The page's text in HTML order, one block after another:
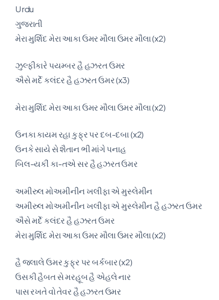
Urdu
ગુજરાતી
મેરા મુર્શિદ મેરા આકા ઉમર મૌલા ઉમર મૌલા (x2)
ઝુલ્ફીકારે પયમ્બર હૈ હઝરત ઉમર
ઐસે મર્દે કલંદર હૈ હઝરત ઉમર (x3)
મેરા મુર્શિદ મેરા આકા ઉમર મૌલા ઉમર મૌલા (x2)
ઉનકા કાયમ રહા કુફ્ર પર દબ-દબા (x2)
ઉનકે સાયે સે શૈતાન ભી માંગે પનાહ
બિલ-યકીં કા-તએ સર હૈ હઝરત ઉમર
અમીરુલ મોઅમીનીન ખલીફા એ મુસ્લેમીન
અમીરુલ મોઅમીનીન ખલીફા એ મુસ્લેમીન હૈ હઝરત ઉમર
ઐસે મર્દે કલંદર હૈ હઝરત ઉમર
મેરા મુર્શિદ મેરા આકા ઉમર મૌલા ઉમર મૌલા (x2)
હૈ જલાલે ઉમર કુફ્ર પર બર્કબાર (x2)
ઉસકી હૈબત સે મરહૂબ હૈ એહલે નાર
પાસ રખતે વો તેવર હૈ હઝરત ઉમર